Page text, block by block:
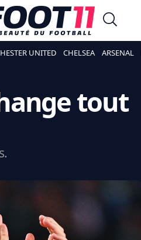
UNITED CHELSEA ARSENAL
tout